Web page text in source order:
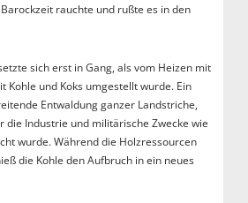
rauchte und rußte es in den
sich erst in Gang, als vom Heizen mit
Kohle und Koks umgestellt wurde. Ein
Entwaldung ganzer Landstriche,
die Industrie und militärische Zwecke wie
wurde. Während die Holzressourcen
die Kohle den Aufbruch in ein neues